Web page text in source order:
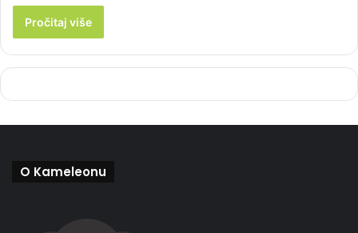
Pročitaj više
O Kameleonu